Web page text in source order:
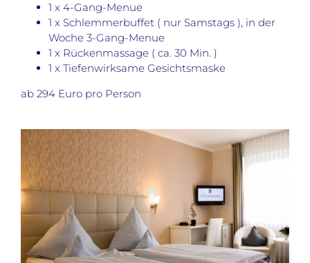
1 x 4-Gang-Menue
1 x Schlemmerbuffet ( nur Samstags ), in der
Woche 3-Gang-Menue
1 x Rückenmassage ( ca. 30 Min. )
1 x Tiefenwirksame Gesichtsmaske
ab 294 Euro pro Person